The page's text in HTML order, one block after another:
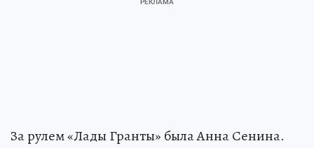
За рулем «Лады Гранты» была Анна Сенина.